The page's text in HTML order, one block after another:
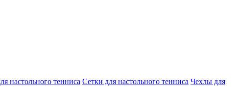
настольного тенниса Сетки для настольного тенниса Чехлы для